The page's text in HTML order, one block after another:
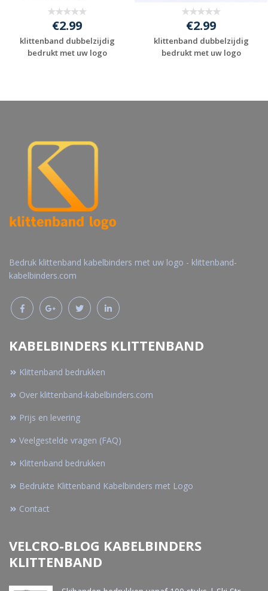
€2.99
klittenband dubbelzijdig
bedrukt met uw logo
€2.99
klittenband dubbelzijdig
bedrukt met uw logo
Bedruk klittenband kabelbinders met uw logo - klittenband-
kabelbinders.com
KABELBINDERS KLITTENBAND
Klittenband bedrukken
Over klittenband-kabelbinders.com
Prijs en levering
Veelgestelde vragen (FAQ)
Klittenband bedrukken
Bedrukte Klittenband Kabelbinders met Logo
Contact
VELCRO-BLOG KABELBINDERS
KLITTENBAND